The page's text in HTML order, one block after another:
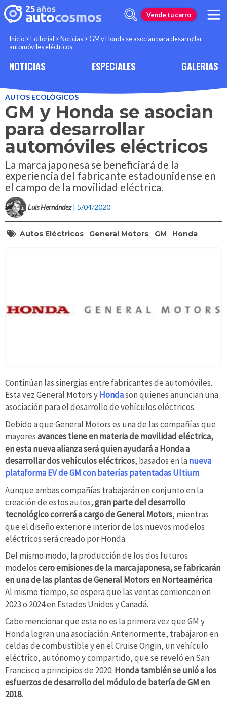
Vende tu carro
Inicio >Editorial >Noticias >GM y Honda se asocian para desarrollar
automóviles eléctricos
NOTICIAS ESPECIALES GALERIAS
AUTOS ECOLÓGICOS
GM y Honda se asocian
para desarrollar
automóviles eléctricos
La marca japonesa se beneficiará de la
experiencia del fabricante estadounidense en
el campo de la movilidad eléctrica.
Luis Hernández | 5/04/2020
Autos Eléctricos General Motors GM Honda
Continúan las sinergias entre fabricantes de automóviles.
Esta vez General Motors yHondason quienes anuncian una
asociación para el desarrollo de vehículos eléctricos.
Debido a que General Motors es una de las compañías que
mayoresavances tiene en materia de movilidad eléctrica,
en esta nueva alianza será quien ayudará a Honda a
desarrollar dos vehículos eléctricos, basados ​​en la nueva
plataforma EV de GM con baterías patentadas Ultium.
Aunque ambas compañías trabajarán en conjunto en la
creación de estos autos,gran parte del desarrollo
tecnológico correrá a cargo de General Motors, mientras
que el diseño exterior e interior de los nuevos modelos
eléctricos será creado por Honda.
Del mismo modo, la producción de los dos futuros
modeloscero emisiones de la marca japonesa, se fabricarán
en una de las plantas de General Motors en Norteamérica.
Al mismo tiempo, se espera que las ventas comiencen en
2023 o 2024 en Estados Unidos y Canadá.
Cabe mencionar que esta no es la primera vez que GM y
Honda logran una asociación. Anteriormente, trabajaron en
celdas de combustible y en el Cruise Origin, un vehículo
eléctrico, autónomo y compartido, que se reveló en San
Francisco a principios de 2020. Honda también se unió a los
esfuerzos de desarrollo del módulo de batería de GM en
2018.